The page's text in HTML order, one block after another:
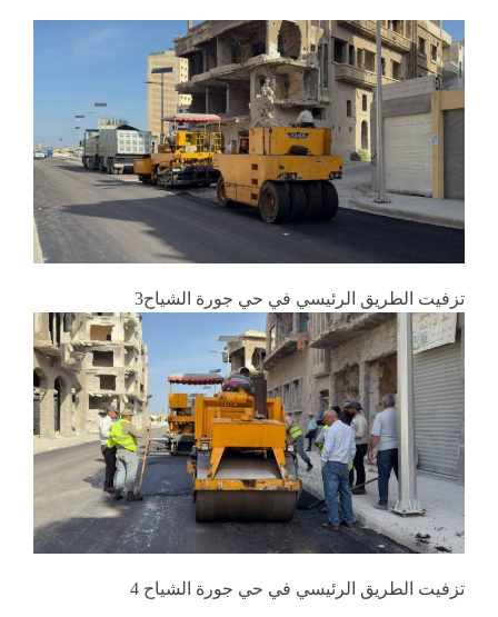
تزفيت الطريق الرئيسي في حي جورة الشياح3
تزفيت الطريق الرئيسي في حي جورة الشياح 4